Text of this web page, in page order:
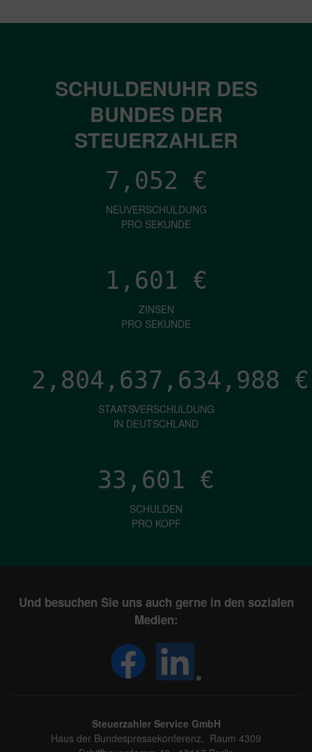
SCHULDENUHR DES
BUNDES DER
STEUERZAHLER
7,052 €
NEUVERSCHULDUNG
PRO SEKUNDE
1,601 €
ZINSEN
PRO SEKUNDE
2,804,637,639,219 €
STAATSVERSCHULDUNG
IN DEUTSCHLAND
33,601 €
SCHULDEN
PRO KOPF
Und besuchen Sie uns auch gerne in den sozialen
Medien:
Steuerzahler Service GmbH
Haus der Bundespressekonferenz, Raum 4309